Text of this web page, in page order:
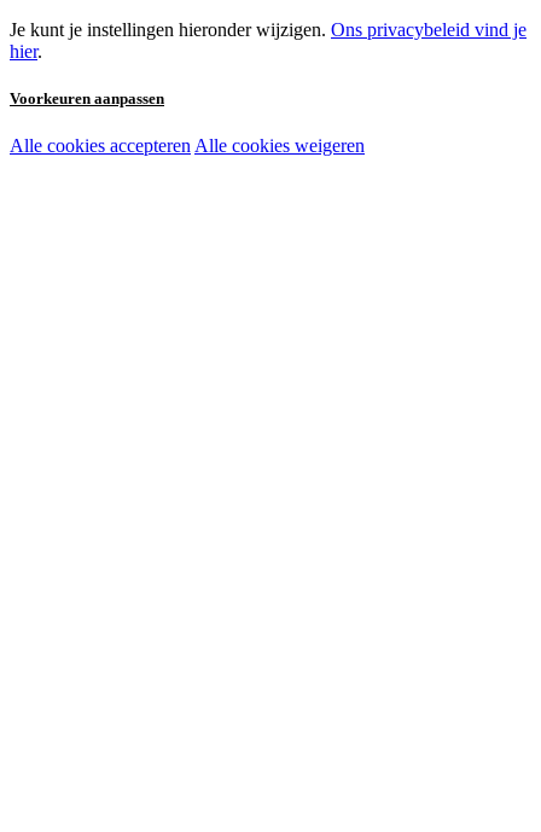
Je kunt je instellingen hieronder wijzigen. Ons privacybeleid vind je
hier.
Voorkeuren aanpassen
Noodzakelijke cookies:
Alle cookies accepteren Alle cookies weigeren